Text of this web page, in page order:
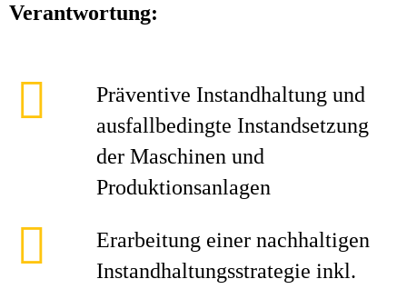
Verantwortung:
Präventive Instandhaltung und
ausfallbedingte Instandsetzung
der Maschinen und
Produktionsanlagen
Erarbeitung einer nachhaltigen
Instandhaltungsstrategie inkl.